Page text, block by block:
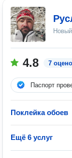
4.8 7
Паспорт
Поклейка обоев
Ещё 6 услуг